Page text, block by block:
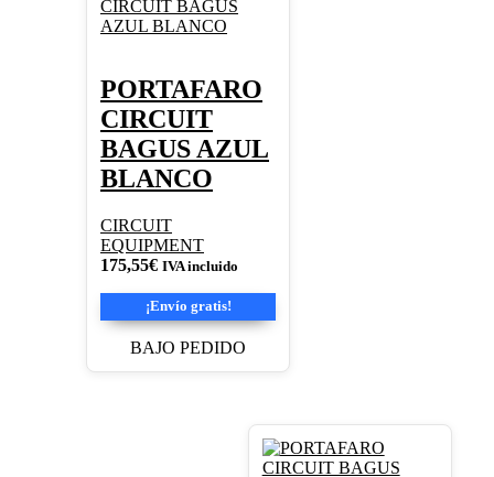
PORTAFARO
CIRCUIT
BAGUS AZUL
BLANCO
CIRCUIT
EQUIPMENT
175,55€ IVA incluido
¡Envío gratis!
BAJO PEDIDO